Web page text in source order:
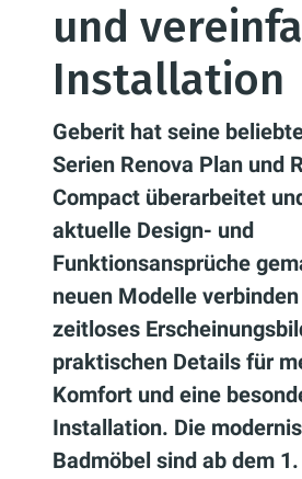
und
Installation
Geberit hat seine
Serien Renova Plan und
Compact überarbeitet
aktuelle Design- und
Funktionsansprüche
neuen Modelle
zeitloses
praktischen Details für
Komfort und eine
Installation. Die
Badmöbel sind ab dem